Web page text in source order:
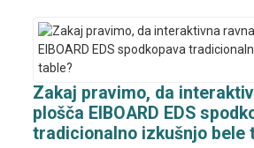
Zakaj pravimo, da
plošča EIBOARD EDS
tradicionalno izkušnjo bele